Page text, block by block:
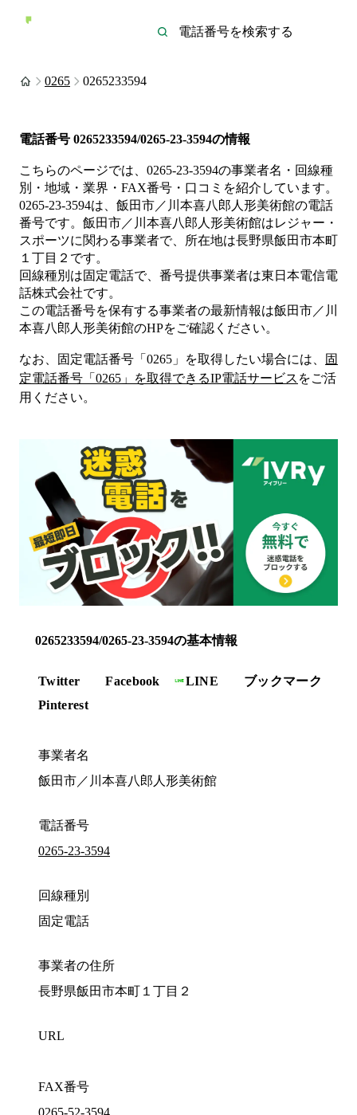
0265 0265233594
電話番号 0265233594/0265-23-3594の情報
こちらのページでは、 0265-23-3594の事業者名・回線種
別・地域・業界・FAX番号・口コミを紹介しています。
0265-23-3594は、 飯田市／川本喜八郎人形美術館の電話
番号です。 飯田市／川本喜八郎人形美術館はレジャー・
スポーツに関わる事業者で、所在地は長野県飯田市本町
１丁目２ です。
回線種別は固定電話で、番号提供事業者は東日本電信電
話株式会社です。
この電話番号を保有する事業者の最新情報は飯田市／川
本喜八郎人形美術館のHPをご確認ください。
なお、固定電話番号「 0265 」を取得したい場合には、
固
定電話番号「 0265 」を取得できるIP電話サービス をご活
用ください。
0265233594/0265-23-3594の基本情報
Twitter Facebook LINE
ブックマーク
Pinterest
事業者名
飯田市／川本喜八郎人形美術館
電話番号
0265-23-3594
回線種別
固定電話
事業者の住所
長野県飯田市本町１丁目２
URL
FAX番号